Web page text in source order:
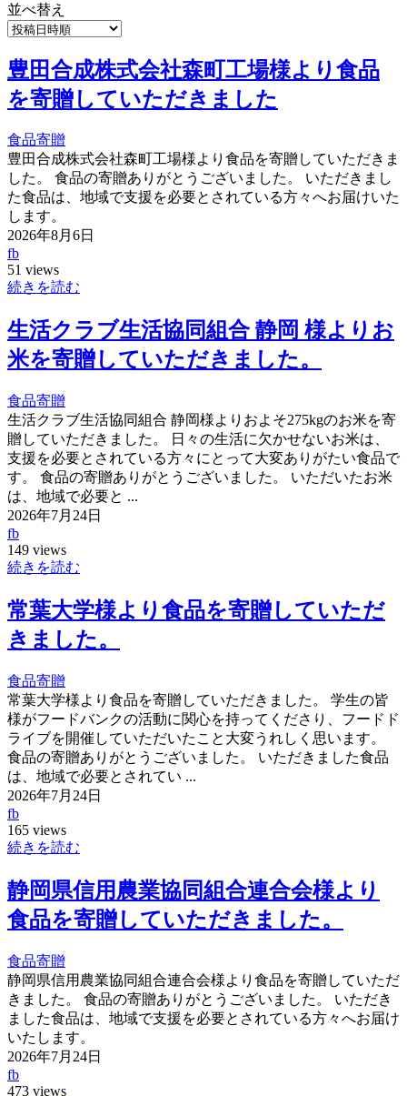
並べ替え
豊田合成株式会社森町工場様より食品
を寄贈していただきました
食品寄贈
豊田合成株式会社森町工場様より食品を寄贈していただきま
した。 食品の寄贈ありがとうございました。 いただきまし
た食品は、地域で支援を必要とされている方々へお届けいた
します。
2026年8月6日
fb
51 views
続きを読む
生活クラブ生活協同組合 静岡 様よりお
米を寄贈していただきました。
食品寄贈
生活クラブ生活協同組合 静岡様よりおよそ275kgのお米を寄
贈していただきました。 日々の生活に欠かせないお米は、
支援を必要とされている方々にとって大変ありがたい食品で
す。 食品の寄贈ありがとうございました。 いただいたお米
は、地域で必要と ...
2026年7月24日
fb
149 views
続きを読む
常葉大学様より食品を寄贈していただ
きました。
食品寄贈
常葉大学様より食品を寄贈していただきました。 学生の皆
様がフードバンクの活動に関心を持ってくださり、フードド
ライブを開催していただいたこと大変うれしく思います。
食品の寄贈ありがとうございました。 いただきました食品
は、地域で必要とされてい ...
2026年7月24日
fb
165 views
続きを読む
静岡県信用農業協同組合連合会様より
食品を寄贈していただきました。
食品寄贈
静岡県信用農業協同組合連合会様より食品を寄贈していただ
きました。 食品の寄贈ありがとうございました。 いただき
ました食品は、地域で支援を必要とされている方々へお届け
いたします。
2026年7月24日
fb
473 views